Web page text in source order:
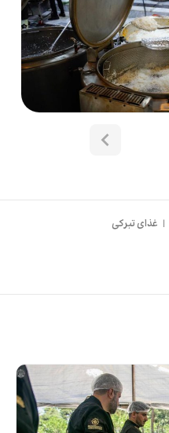
| غذای تبرکی